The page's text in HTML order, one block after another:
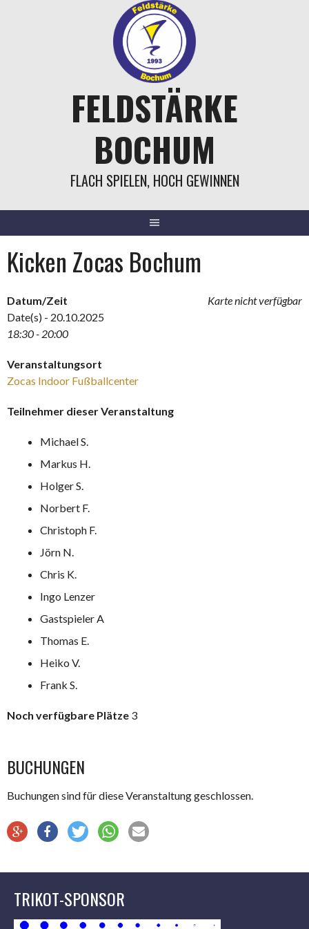
FELDSTÄRKE
BOCHUM
FLACH SPIELEN, HOCH GEWINNEN
Kicken Zocas Bochum
Karte nicht verfügbar
Datum/Zeit
Date(s) - 20.10.2025
18:30 - 20:00
Veranstaltungsort
Zocas Indoor Fußballcenter
Teilnehmer dieser Veranstaltung
Michael S.
Markus H.
Holger S.
Norbert F.
Christoph F.
Jörn N.
Chris K.
Ingo Lenzer
Gastspieler A
Thomas E.
Heiko V.
Frank S.
Noch verfügbare Plätze 3
BUCHUNGEN
Buchungen sind für diese Veranstaltung geschlossen.
TRIKOT-SPONSOR